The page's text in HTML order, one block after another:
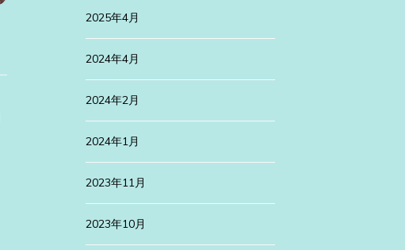
2024年1月29日 3年
2025年4月
2024年4月
2024年2月
2024年1月
2023年11月
2023年10月